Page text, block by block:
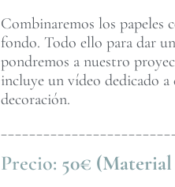
Combinaremos los papeles
fondo. Todo ello para dar
pondremos a nuestro
incluye un vídeo dedicado
decoración.
Precio: 50€